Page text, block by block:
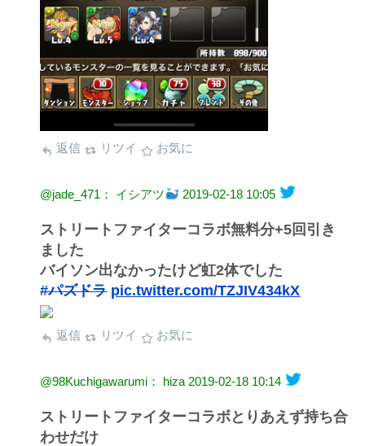
返信 リツイ お気に
@jade_471： イシアツ 2019-02-18 10:05
ストリートファイターコラボ無料分+5回引き
ました
バイソン出なかったけど虹2体でした
#パズドラ pic.twitter.com/TZJIV434kX
返信 リツイ お気に
@98Kuchigawarumi： hiza 2019-02-18 10:14
ストリートファイターコラボとりあえず持ち合
わせだけ